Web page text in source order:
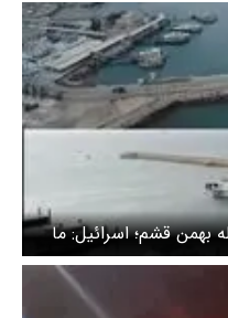
بهمن قشم؛ اسرائیل: ما